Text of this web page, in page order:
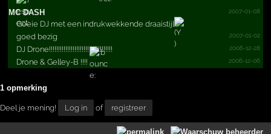
MC DASH 2007-01-08
Goeie DJ met een indrukwekkende draaistijl
2007-01-02
goed bezig
2006-12-28
DJ Drone!!!!!!!!!!!!!!!!!!!!!!!!!!!!!!!!!!!
2006-12-06
Drone & Gelley-B !!!!
1 opmerking
Deel je mening! Log in of registreer